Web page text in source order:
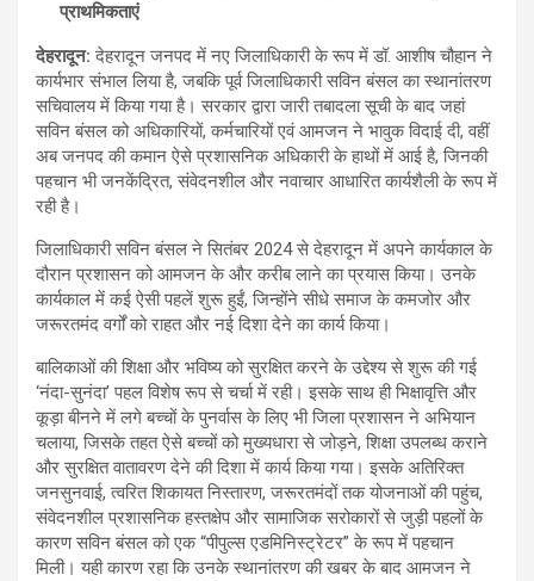
प्राथमिकताएं
देहरादून: देहरादून जनपद में नए जिलाधिकारी के रूप में डॉ. आशीष चौहान ने
कार्यभार संभाल लिया है, जबकि पूर्व जिलाधिकारी सविन बंसल का स्थानांतरण
सचिवालय में किया गया है। सरकार द्वारा जारी तबादला सूची के बाद जहां
सविन बंसल को अधिकारियों, कर्मचारियों एवं आमजन ने भावुक विदाई दी, वहीं
अब जनपद की कमान ऐसे प्रशासनिक अधिकारी के हाथों में आई है, जिनकी
पहचान भी जनकेंद्रित, संवेदनशील और नवाचार आधारित कार्यशैली के रूप में
रही है।
जिलाधिकारी सविन बंसल ने सितंबर 2024 से देहरादून में अपने कार्यकाल के
दौरान प्रशासन को आमजन के और करीब लाने का प्रयास किया। उनके
कार्यकाल में कई ऐसी पहलें शुरू हुईं, जिन्होंने सीधे समाज के कमजोर और
जरूरतमंद वर्गों को राहत और नई दिशा देने का कार्य किया।
बालिकाओं की शिक्षा और भविष्य को सुरक्षित करने के उद्देश्य से शुरू की गई
‘नंदा-सुनंदा’ पहल विशेष रूप से चर्चा में रही। इसके साथ ही भिक्षावृत्ति और
कूड़ा बीनने में लगे बच्चों के पुनर्वास के लिए भी जिला प्रशासन ने अभियान
चलाया, जिसके तहत ऐसे बच्चों को मुख्यधारा से जोड़ने, शिक्षा उपलब्ध कराने
और सुरक्षित वातावरण देने की दिशा में कार्य किया गया। इसके अतिरिक्त
जनसुनवाई, त्वरित शिकायत निस्तारण, जरूरतमंदों तक योजनाओं की पहुंच,
संवेदनशील प्रशासनिक हस्तक्षेप और सामाजिक सरोकारों से जुड़ी पहलों के
कारण सविन बंसल को एक “पीपुल्स एडमिनिस्ट्रेटर” के रूप में पहचान
मिली। यही कारण रहा कि उनके स्थानांतरण की खबर के बाद आमजन ने